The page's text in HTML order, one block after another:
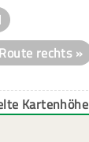
Route rechts »
Kartenhöhe